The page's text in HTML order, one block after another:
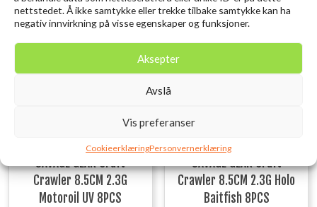
nettstedet. Å ikke samtykke eller trekke tilbake samtykke kan ha
negativ innvirkning på visse egenskaper og funksjoner.
Aksepter
Avslå
Vis preferanser
CookieerklæringPersonvernerklæring
SAVAGE GEAR Craft
Crawler 8.5CM 2.3G
Motoroil UV 8PCS
SAVAGE GEAR Craft
Crawler 8.5CM 2.3G Holo
Baitfish 8PCS